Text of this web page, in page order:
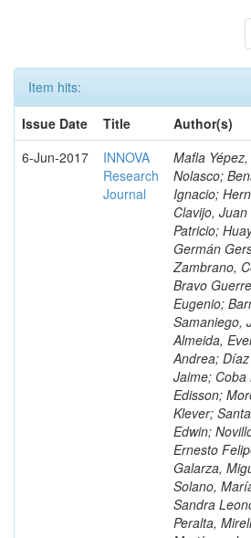
Item hits:
Issue Date
Title Author(s)
6-Jun-2017
INNOVA
Research
Journal
Mafla
Nolasco;
Ignacio;
Clavijo,
Patricio;
Germán
Zambrano,
Bravo
Eugenio;
Samaniego,
Almeida,
Andrea;
Jaime; Coba
Edisson;
Klever;
Edwin;
Ernesto
Galarza,
Solano,
Sandra
Peralta,